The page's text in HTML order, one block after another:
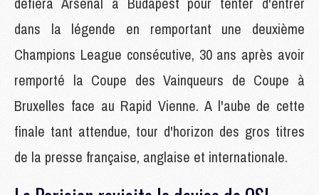
dans la légende en remportant une deuxième
Champions League consécutive, 30 ans après avoir
remporté la Coupe des Vainqueurs de Coupe à
Bruxelles face au Rapid Vienne. A l'aube de cette
finale tant attendue, tour d'horizon des gros titres
de la presse française, anglaise et internationale.